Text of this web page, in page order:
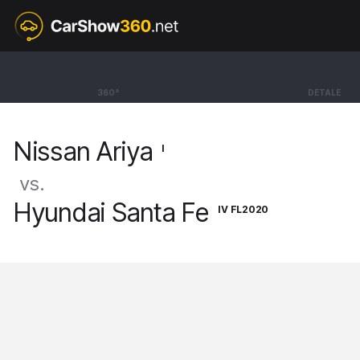
360° DETALE
Nissan Ariya
Nissan Ariya I
vs.
Hyundai Santa Fe IV FL2020